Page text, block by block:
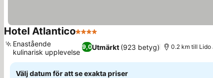
Hotel Atlantico4 Stjärnor
9,0Utmärkt (923 betyg)
Enastående
kulinarisk upplevelse
0.2 km till Lido
Välj datum för att se exakta priser